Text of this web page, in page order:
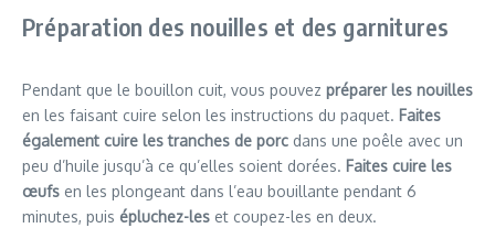
Préparation des nouilles et des garnitures
Pendant que le bouillon cuit, vous pouvez préparer les nouilles
en les faisant cuire selon les instructions du paquet. Faites
également cuire les tranches de porc dans une poêle avec un
peu d’huile jusqu’à ce qu’elles soient dorées. Faites cuire les
œufs en les plongeant dans l’eau bouillante pendant 6
minutes, puis épluchez-les et coupez-les en deux.